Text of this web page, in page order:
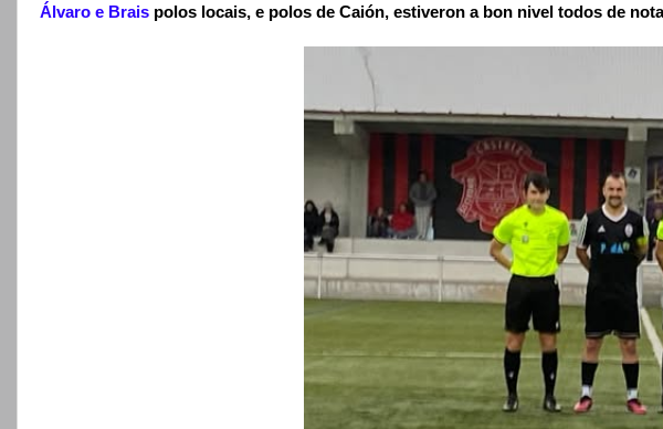
Álvaro e Brais polos locais, e polos de Caión, estiveron a bon nivel todos de